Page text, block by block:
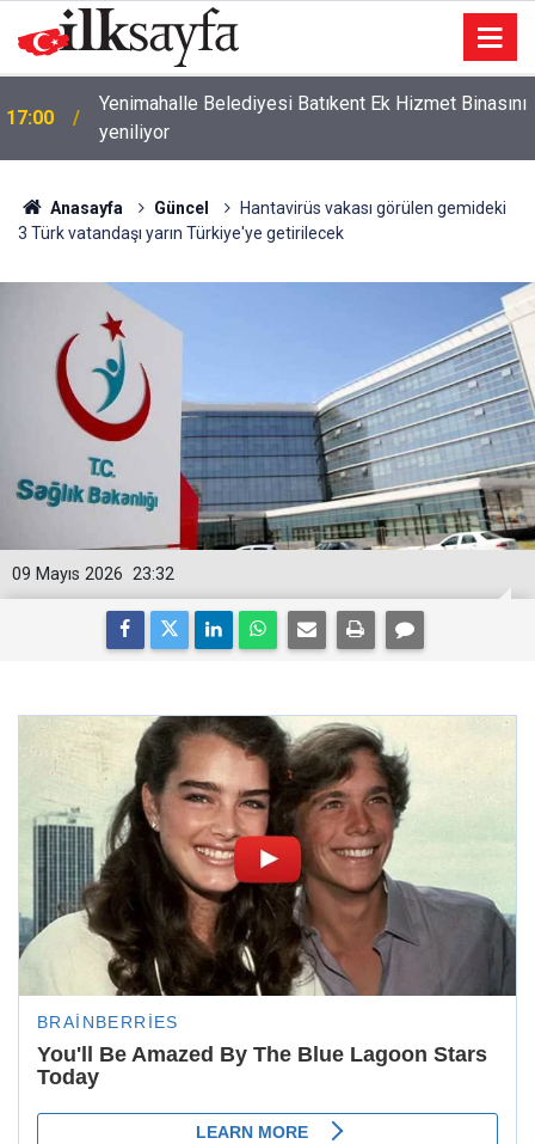
17:00
Yenimahalle Belediyesi Batıkent Ek Hizmet Binasını
yeniliyor
Anasayfa Güncel
Hantavirüs vakası görülen gemideki
3 Türk vatandaşı yarın Türkiye'ye getirilecek
23:32
09 Mayıs 2026